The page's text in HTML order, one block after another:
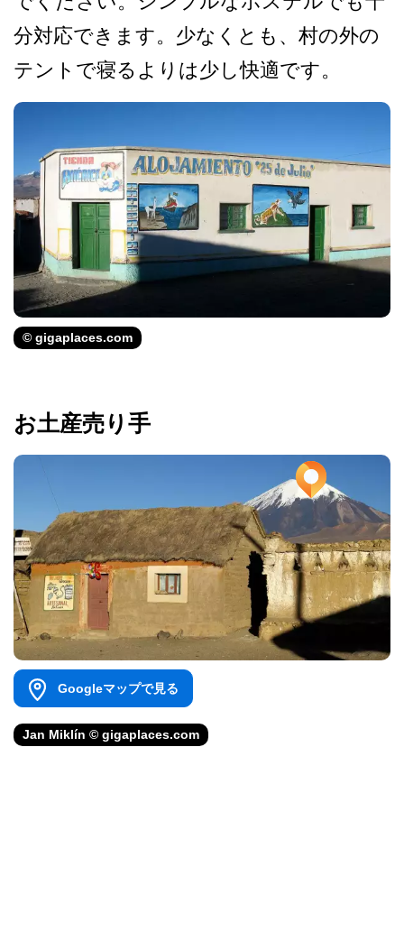
分­対応できます。少なくとも、村の外の
テントで寝るよ­りは少し快適です。
© gigaplaces.com
お土産売り手
Googleマップで見る
Jan Miklín © gigaplaces.com